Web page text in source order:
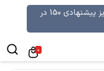
محل قرارگیری تصویر ( سایز پیشنهادی 150 در
0